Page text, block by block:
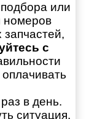
или
номеров
с
в день.
ситуация,